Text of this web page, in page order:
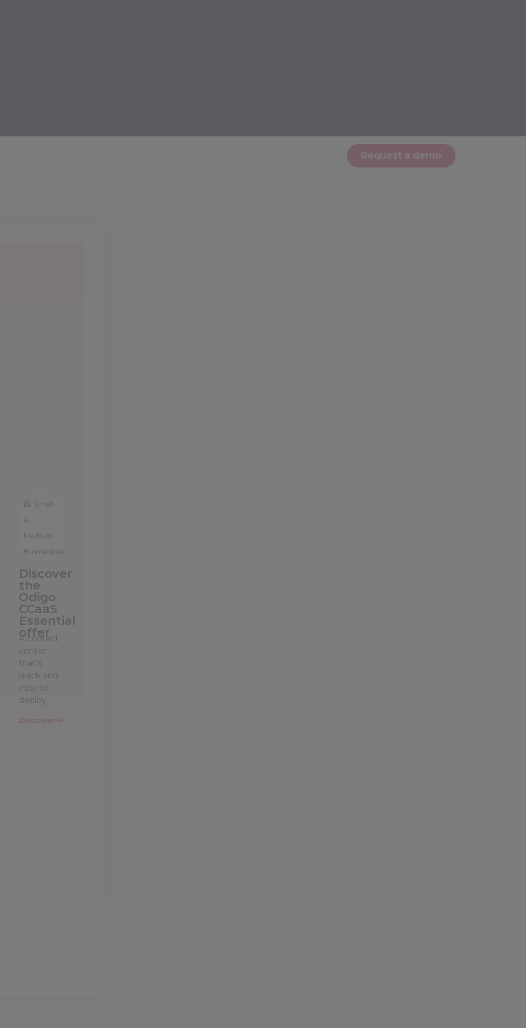
Small
&
Medium
Businesses
Discover
the
Odigo
CCaaS
Essential
offer
A contact
center
that’s
quick and
easy to
deploy
Discover
Request a demo